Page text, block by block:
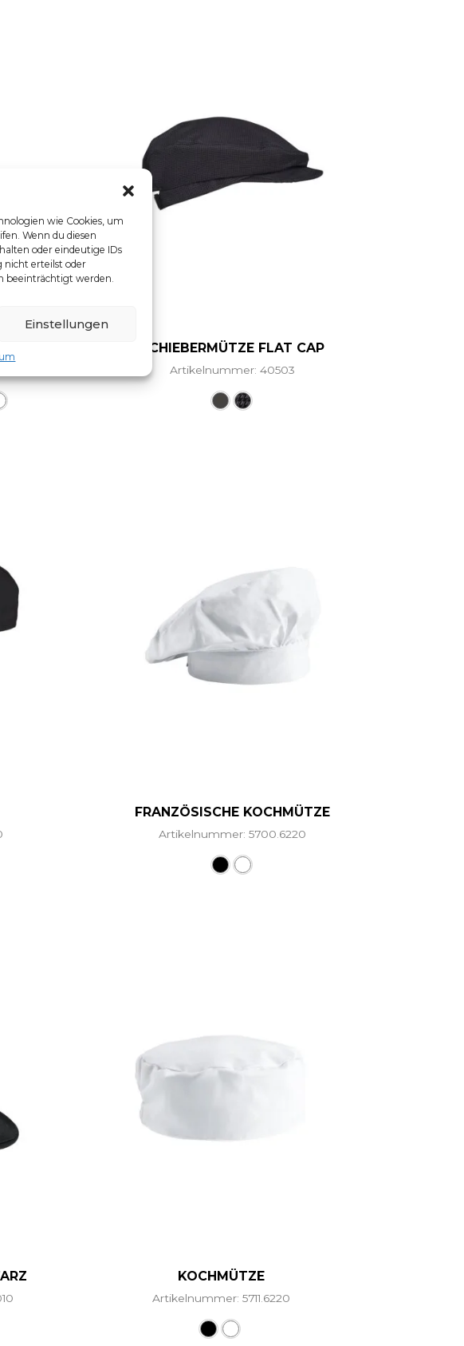
wie Cookies, um
Wenn du diesen
oder eindeutige IDs
nicht erteilst oder
beeinträchtigt werden.
Einstellungen
weist mehrere Varianten auf. Die Optionen können auf der
SCHIEBERMÜTZE FLAT CAP
Artikelnummer: 40503
FRANZÖSISCHE KOCHMÜTZE
Artikelnummer: 5700.6220
KOCHMÜTZE
Artikelnummer: 5711.6220